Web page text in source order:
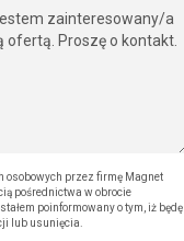
osobowych przez firmę Magnet
pośrednictwa w obrocie
poinformowany o tym, iż będę
lub usunięcia.